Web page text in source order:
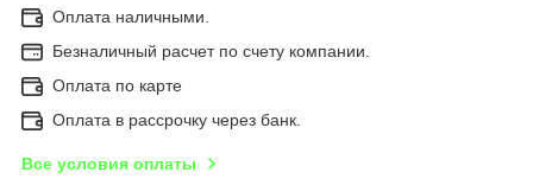
Оплата наличными.
Безналичный расчет по счету компании.
Оплата по карте
Оплата в рассрочку через банк.
Все условия оплаты